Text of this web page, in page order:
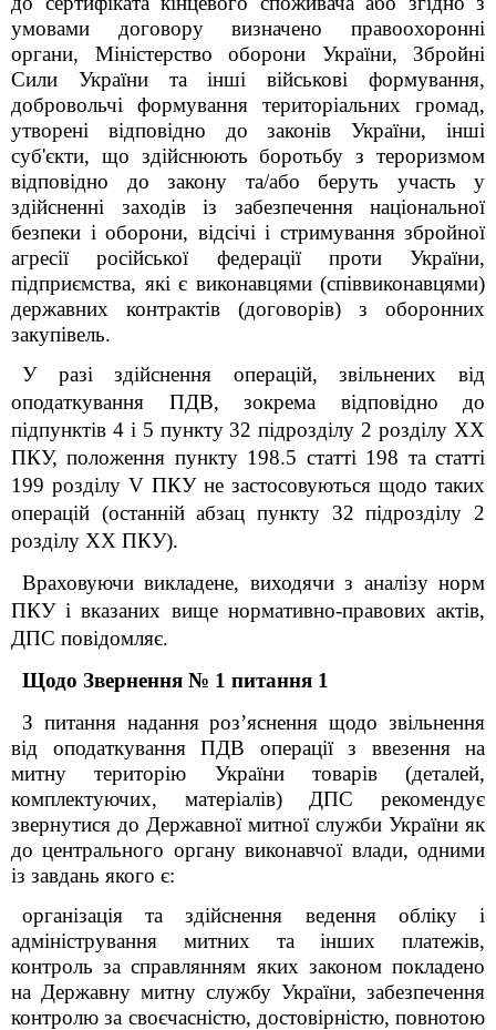
умовами договору визначено правоохоронні
органи, Міністерство оборони України, Збройні
Сили України та інші військові формування,
добровольчі формування територіальних громад,
утворені відповідно до законів України, інші
суб'єкти, що здійснюють боротьбу з тероризмом
відповідно до закону та/або беруть участь у
здійсненні заходів із забезпечення національної
безпеки і оборони, відсічі і стримування збройної
агресії російської федерації проти України,
підприємства, які є виконавцями (співвиконавцями)
державних контрактів (договорів) з оборонних
закупівель.
У разі здійснення операцій, звільнених від
оподаткування ПДВ, зокрема відповідно до
підпунктів 4 і 5 пункту 32 підрозділу 2 розділу XX
ПКУ, положення пункту 198.5 статті 198 та статті
199 розділу V ПКУ не застосовуються щодо таких
операцій (останній абзац пункту 32 підрозділу 2
розділу XX ПКУ).
Враховуючи викладене, виходячи з аналізу норм
ПКУ і вказаних вище нормативно-правових актів,
ДПС повідомляє.
Щодо Звернення № 1 питання 1
З питання надання роз’яснення щодо звільнення
від оподаткування ПДВ операції з ввезення на
митну територію України товарів (деталей,
комплектуючих, матеріалів) ДПС рекомендує
звернутися до Державної митної служби України як
до центрального органу виконавчої влади, одними
із завдань якого є:
організація та здійснення ведення обліку і
адміністрування митних та інших платежів,
контроль за справлянням яких законом покладено
на Державну митну службу України, забезпечення
контролю за своєчасністю, достовірністю, повнотою